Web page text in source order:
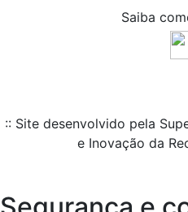
Saiba
:: Site desenvolvido pela
e Inovação da